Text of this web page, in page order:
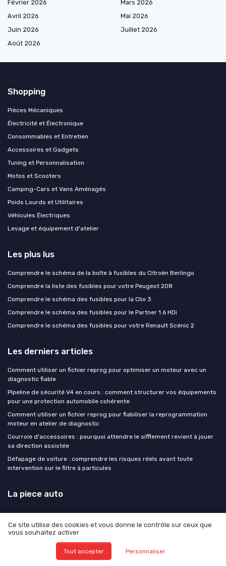
Février 2026
Mars 2026
Avril 2026
Mai 2026
Juin 2026
Juillet 2026
Août 2026
Shopping
Pièces Mécaniques
Électricité et Électronique
Consommables et Entretien
Accessoires et Gadgets
Tuning et Personnalisation
Motos et Scooters
Camping-Cars et Vans Aménagés
Poids Lourds et Utilitaires
Véhicules Électriques
Levage et équipement d'atelier
Les plus lus
Comprendre le schéma de la boîte à fusibles du Citroën Berlingo
Comprendre la liste des fusibles pour votre Peugeot 208
Comprendre le schéma des fusibles pour la Clio 3
Comprendre le schéma des fusibles pour le Partner 1.6 HDi
Comprendre le schéma des fusibles pour votre Renault Scénic 2
Les derniers articles
Comment utiliser un fichier reprog pour optimiser un moteur avec un
diagnostic fiable
Pipeline de sécurité V4 en cours : comment structurer vos équipements
pour une protection automobile cohérente
Comment utiliser un fichier reprog pour fiabiliser la reprogrammation
moteur en atelier de diagnostic
Courroie d'accessoires : pourquoi attendre le sifflement revient à jouer
sa direction assistée
Défapage de voiture : comprendre les risques réels avant toute
intervention sur le filtre à particules
La piece auto
Ce site utilise des cookies et vous donne le contrôle sur ceux que
vous souhaitez activer
Tout accepter Personnaliser